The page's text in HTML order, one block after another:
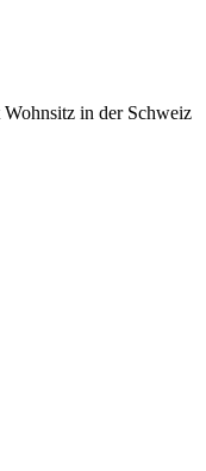
Wohnsitz in der Schweiz